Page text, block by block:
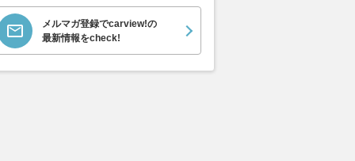
メルマガ登録でcarview!の
最新情報をcheck!